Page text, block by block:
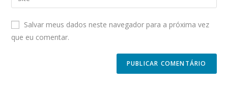
comment
comment
your
website
URL
(optional)
Salvar meus dados neste navegador para a próxima vez
que eu comentar.